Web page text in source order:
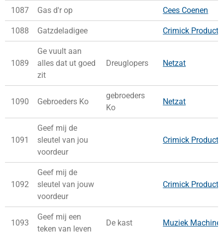
1087 Gas d'r op Cees Coenen
1088 Gatzdeladigee Crimick
1089
Ge vuult aan
alles dat ut goed
zit
Dreuglopers Netzat
1090 Gebroeders Ko
gebroeders
Ko
Netzat
1091
Geef mij de
sleutel van jou
voordeur
Crimick
1092
Geef mij de
sleutel van jouw
voordeur
Crimick
1093
Geef mij een
teken van leven
De kast Muziek Machine